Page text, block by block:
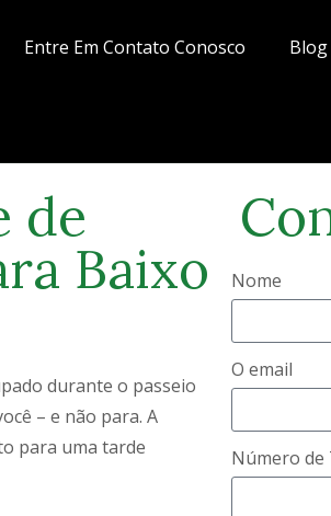
Entre Em Contato Conosco Blog
de
Baixo
durante o passeio
– e não para. A
para uma tarde
Nome
O email
Número de